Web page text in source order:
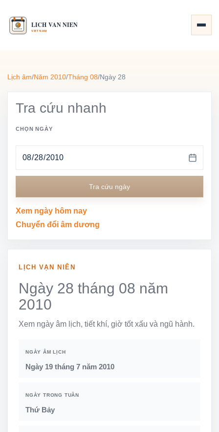
Lịch âm/Năm 2010/Tháng 08/Ngày 28
Tra cứu nhanh
CHỌN NGÀY
Tra cứu ngày
Xem ngày hôm nay
Chuyển đổi âm dương
LỊCH VẠN NIÊN
Ngày 28 tháng 08 năm
2010
Xem ngày âm lịch, tiết khí, giờ tốt xấu và ngũ hành.
NGÀY ÂM LỊCH
Ngày 19 tháng 7 năm 2010
NGÀY TRONG TUẦN
Thứ Bảy